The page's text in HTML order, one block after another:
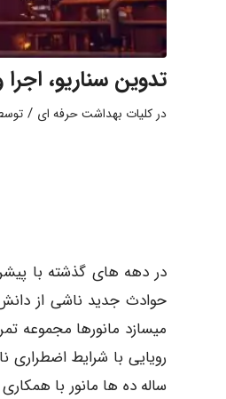
تدوین سناریو، اجرا
درکلیات بهداشت حرفه ای /
در دهه های گذشته با
حوادث جدید ناشی از
میسازد مانورها مجموعه
رویایی با شرایط اضطراری
ساله ده ها مانور با